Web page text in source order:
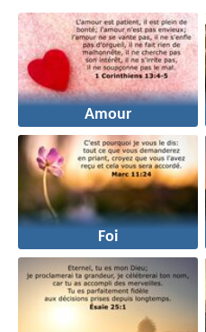
Amour
Foi